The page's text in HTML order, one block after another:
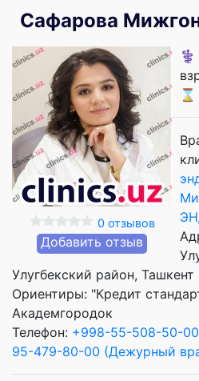
Сафарова
0 отзывов
Добавить отзыв
⚕️
Улугбекский район, Ташкент
Ориентиры: "Кредит
Академгородок
Телефон: +998-55-508-50-00
95-479-80-00 (Дежурный